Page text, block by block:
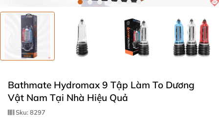
Bathmate Hydromax 9 Tập Làm To Dương
Vật Nam Tại Nhà Hiệu Quả
Sku:8297